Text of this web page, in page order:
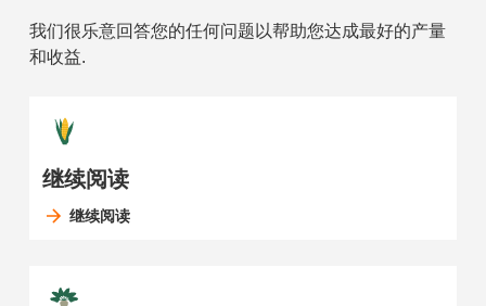
我们很乐意回答您的任何问题以帮助您达成最好的产量
和收益.
继续阅读
继续阅读